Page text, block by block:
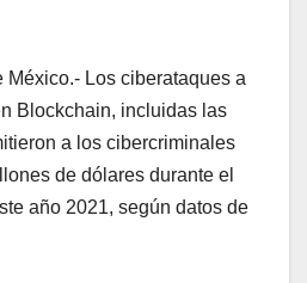
Los ciberataques a
Blockchain, incluidas las
a los cibercriminales
de dólares durante el
año 2021, según datos de